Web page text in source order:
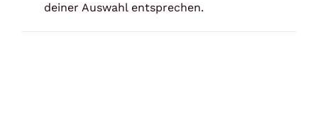
deiner Auswahl entsprechen.